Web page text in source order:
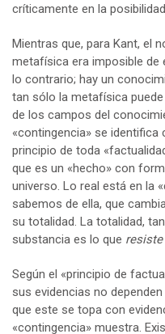
críticamente en la
Mientras que, para Kant, el
metafísica era imposible de
lo contrario; hay un
tan sólo la metafísica
de los campos del
«contingencia» se identifica
principio de toda
que es un «hecho» con
universo. Lo real está en la
sabemos de ella, que
su totalidad. La totalidad,
substancia es lo que resiste
Según el «principio de
sus evidencias no
que este se topa con
«contingencia» muestra.